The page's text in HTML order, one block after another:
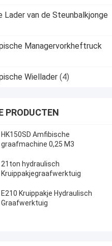
Lader van de Steunbalkjonge
Managervorkheftruck
Wiellader (4)
PRODUCTEN
HK150SD Amfibische
graafmachine 0,25 M3
21ton hydraulisch
Kruippakjegraafwerktuig
E210 Kruippakje Hydraulisch
Graafwerktuig